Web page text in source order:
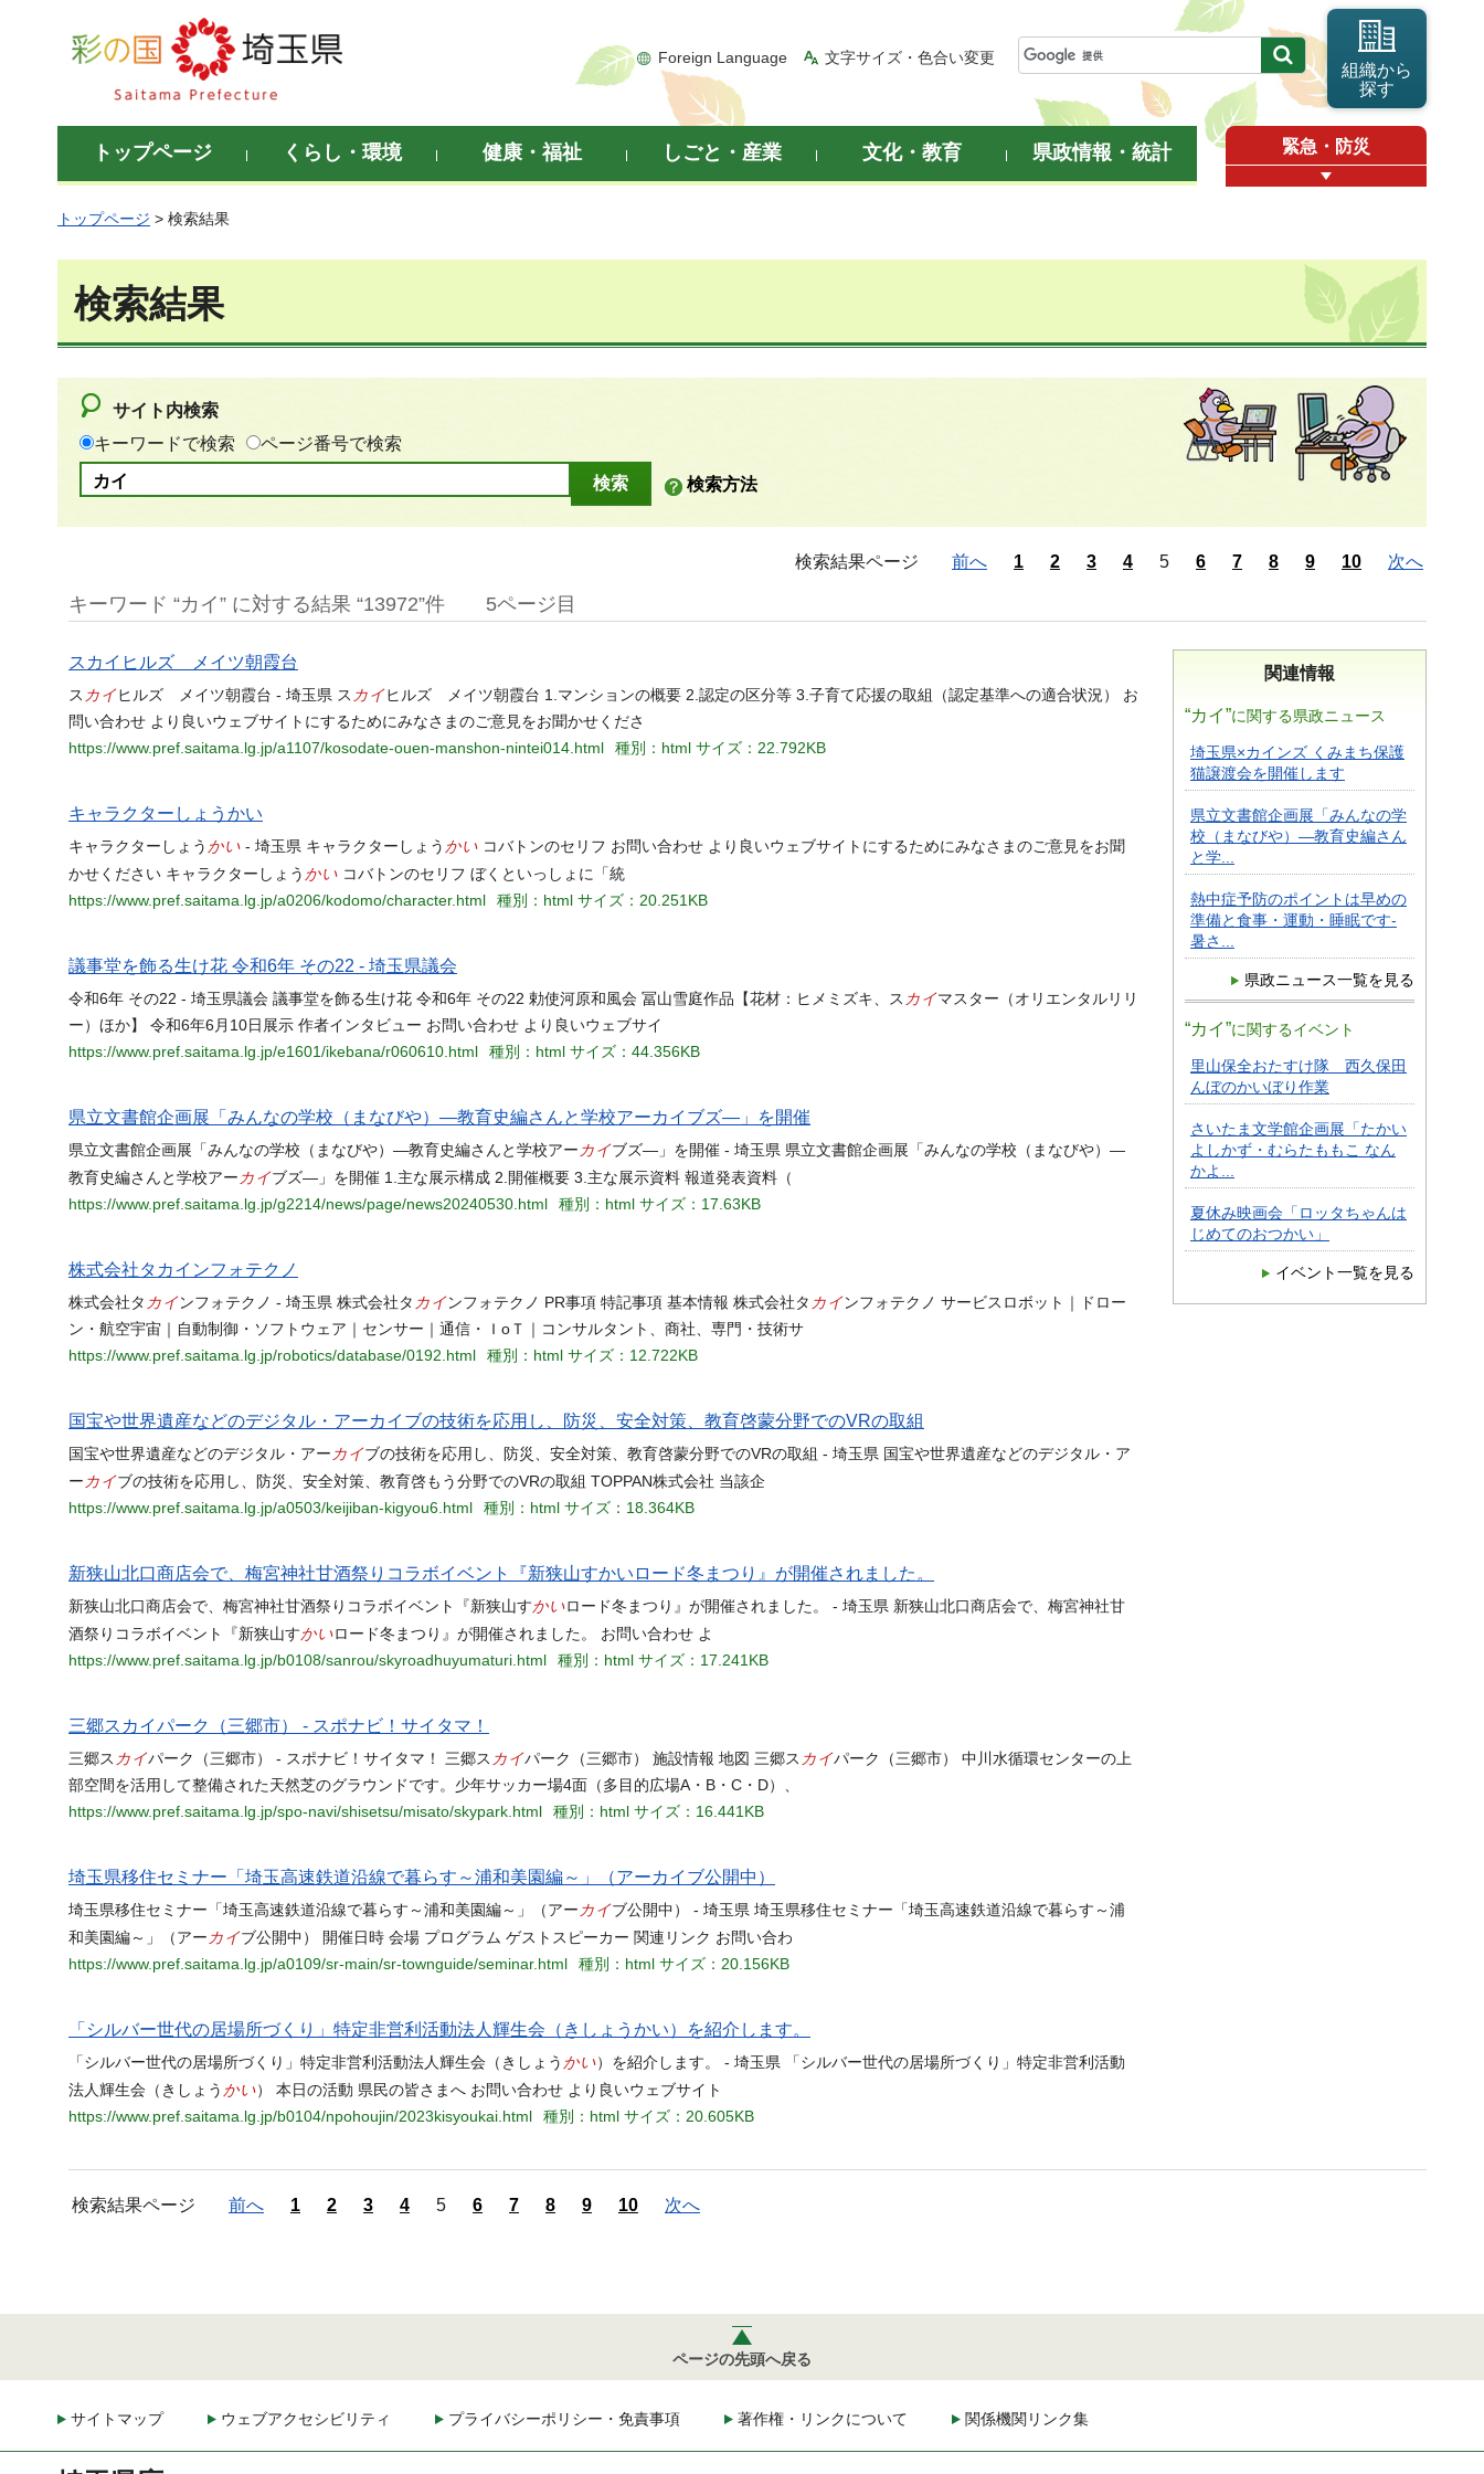
彩の国 埼玉県
Foreign Language 文字サイズ・色合い変更
組織から
探す
トップページ くらし・環境 健康・福祉 しごと・産業 文化・教育 県政情報・統計 緊急・防災
トップページ > 検索結果
検索結果
サイト内検索
キーワードで検索
ページ番号で検索
検索方法
検索結果ページ 前へ 1 2 3 4 5 6 7 8 9 10 次へ
キーワード “カイ” に対する結果 “13972”件 5ページ目
関連情報
“カイ”に関する県政ニュース
埼玉県×カインズ くみまち保護
猫譲渡会を開催します
県立文書館企画展「みんなの学
校（まなびや）―教育史編さん
と学...
熱中症予防のポイントは早めの
準備と食事・運動・睡眠です-
暑さ...
県政ニュース一覧を見る
“カイ”に関するイベント
里山保全おたすけ隊 西久保田
んぼのかいぼり作業
さいたま文学館企画展「たかい
よしかず・むらたももこ なん
かよ...
夏休み映画会「ロッタちゃんは
じめてのおつかい」
イベント一覧を見る
スカイヒルズ メイツ朝霞台
ス カイヒルズ メイツ朝霞台 - 埼玉県 ス カイヒルズ メイツ朝霞台 1.マンションの概要 2.認定の区分等 3.子育て応援の取組（認定基準への適合状況） お
問い合わせ より良いウェブサイトにするためにみなさまのご意見をお聞かせくださ
https://www.pref.saitama.lg.jp/a1107/kosodate-ouen-manshon-nintei014.html
種別：html サイズ：22.792KB
キャラクターしょうかい
キャラクターしょう かい - 埼玉県 キャラクターしょう かい コバトンのセリフ お問い合わせ より良いウェブサイトにするためにみなさまのご意見をお聞
かせください キャラクターしょう かい コバトンのセリフ ぼくといっしょに「統
https://www.pref.saitama.lg.jp/a0206/kodomo/character.html
種別：html サイズ：20.251KB
議事堂を飾る生け花 令和6年 その22 - 埼玉県議会
令和6年 その22 - 埼玉県議会 議事堂を飾る生け花 令和6年 その22 勅使河原和風会 冨山雪庭作品【花材：ヒメミズキ、ス カイマスター（オリエンタルリリ
ー）ほか】 令和6年6月10日展示 作者インタビュー お問い合わせ より良いウェブサイ
https://www.pref.saitama.lg.jp/e1601/ikebana/r060610.html
種別：html サイズ：44.356KB
県立文書館企画展「みんなの学校（まなびや）―教育史編さんと学校アーカイブズ―」を開催
県立文書館企画展「みんなの学校（まなびや）―教育史編さんと学校アー カイブズ―」を開催 - 埼玉県 県立文書館企画展「みんなの学校（まなびや）―
教育史編さんと学校アー カイブズ―」を開催 1.主な展示構成 2.開催概要 3.主な展示資料 報道発表資料（
https://www.pref.saitama.lg.jp/g2214/news/page/news20240530.html
種別：html サイズ：17.63KB
株式会社タカインフォテクノ
株式会社タ カインフォテクノ - 埼玉県 株式会社タ カインフォテクノ PR事項 特記事項 基本情報 株式会社タ カインフォテクノ サービスロボット｜ドロー
ン・航空宇宙｜自動制御・ソフトウェア｜センサー｜通信・ＩoＴ｜コンサルタント、商社、専門・技術サ
https://www.pref.saitama.lg.jp/robotics/database/0192.html
種別：html サイズ：12.722KB
国宝や世界遺産などのデジタル・アーカイブの技術を応用し、防災、安全対策、教育啓蒙分野でのVRの取組
国宝や世界遺産などのデジタル・アー カイブの技術を応用し、防災、安全対策、教育啓蒙分野でのVRの取組 - 埼玉県 国宝や世界遺産などのデジタル・ア
ー カイブの技術を応用し、防災、安全対策、教育啓もう分野でのVRの取組 TOPPAN株式会社 当該企
https://www.pref.saitama.lg.jp/a0503/keijiban-kigyou6.html
種別：html サイズ：18.364KB
新狭山北口商店会で、梅宮神社甘酒祭りコラボイベント『新狭山すかいロード冬まつり』が開催されました。
新狭山北口商店会で、梅宮神社甘酒祭りコラボイベント『新狭山す かいロード冬まつり』が開催されました。 - 埼玉県 新狭山北口商店会で、梅宮神社甘
酒祭りコラボイベント『新狭山す かいロード冬まつり』が開催されました。 お問い合わせ よ
https://www.pref.saitama.lg.jp/b0108/sanrou/skyroadhuyumaturi.html
種別：html サイズ：17.241KB
三郷スカイパーク（三郷市） - スポナビ！サイタマ！
三郷ス カイパーク（三郷市） - スポナビ！サイタマ！ 三郷ス カイパーク（三郷市） 施設情報 地図 三郷ス カイパーク（三郷市） 中川水循環センターの上
部空間を活用して整備された天然芝のグラウンドです。少年サッカー場4面（多目的広場A・B・C・D）、
https://www.pref.saitama.lg.jp/spo-navi/shisetsu/misato/skypark.html
種別：html サイズ：16.441KB
埼玉県移住セミナー「埼玉高速鉄道沿線で暮らす～浦和美園編～」（アーカイブ公開中）
埼玉県移住セミナー「埼玉高速鉄道沿線で暮らす～浦和美園編～」（アー カイブ公開中） - 埼玉県 埼玉県移住セミナー「埼玉高速鉄道沿線で暮らす～浦
和美園編～」（アー カイブ公開中） 開催日時 会場 プログラム ゲストスピーカー 関連リンク お問い合わ
https://www.pref.saitama.lg.jp/a0109/sr-main/sr-townguide/seminar.html
種別：html サイズ：20.156KB
「シルバー世代の居場所づくり」特定非営利活動法人輝生会（きしょうかい）を紹介します。
「シルバー世代の居場所づくり」特定非営利活動法人輝生会（きしょう かい）を紹介します。 - 埼玉県 「シルバー世代の居場所づくり」特定非営利活動
法人輝生会（きしょう かい） 本日の活動 県民の皆さまへ お問い合わせ より良いウェブサイト
https://www.pref.saitama.lg.jp/b0104/npohoujin/2023kisyoukai.html
種別：html サイズ：20.605KB
検索結果ページ 前へ 1 2 3 4 5 6 7 8 9 10 次へ
ページの先頭へ戻る
サイトマップ ウェブアクセシビリティ プライバシーポリシー・免責事項 著作権・リンクについて 関係機関リンク集